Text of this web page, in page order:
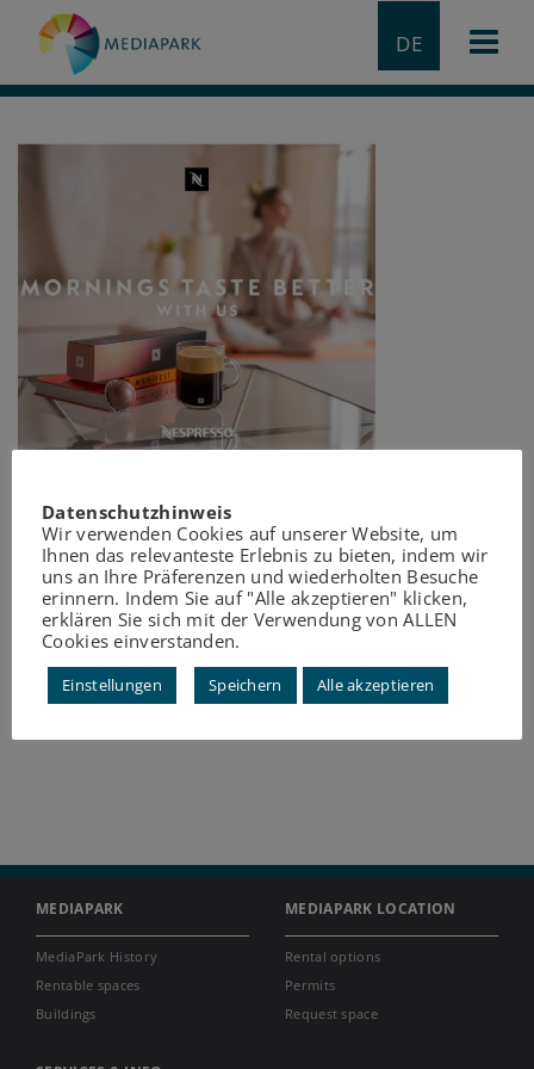
DE
MEDIAPARK
MediaPark History
Rentable spaces
Buildings
MEDIAPARK LOCATION
Rental options
Permits
Request space
Datenschutzhinweis
Wir verwenden Cookies auf unserer Website, um
Ihnen das relevanteste Erlebnis zu bieten, indem wir
uns an Ihre Präferenzen und wiederholten Besuche
erinnern. Indem Sie auf "Alle akzeptieren" klicken,
erklären Sie sich mit der Verwendung von ALLEN
Cookies einverstanden.
Einstellungen Speichern Alle akzeptieren